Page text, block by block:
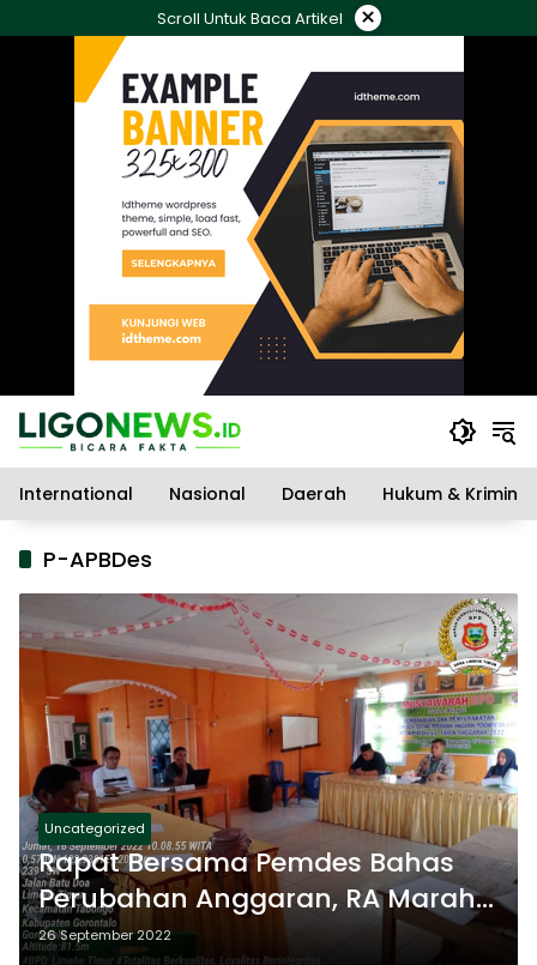
ke
Scroll Untuk Baca Artikel ×
International Nasional Daerah Hukum & Kriminal
P-APBDes
Uncategorized
Rapat Bersama Pemdes Bahas
Perubahan Anggaran, RA Marah
dan Lempar Dokumen
26 September 2022